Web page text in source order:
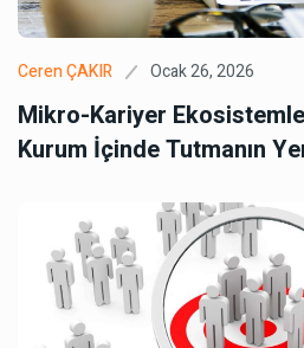
Ceren ÇAKIR Ocak 26, 2026
Mikro-Kariyer
Kurum İçinde Tutmanın